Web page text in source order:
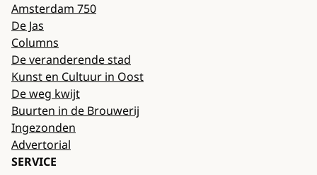
Amsterdam 750
De Jas
Columns
De veranderende stad
Kunst en Cultuur in Oost
De weg kwijt
Buurten in de Brouwerij
Ingezonden
Advertorial
SERVICE